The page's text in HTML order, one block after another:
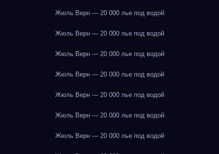
Жюль Верн — 20 000 лье под водой
Жюль Верн — 20 000 лье под водой
Жюль Верн — 20 000 лье под водой
Жюль Верн — 20 000 лье под водой
Жюль Верн — 20 000 лье под водой
Жюль Верн — 20 000 лье под водой
Жюль Верн — 20 000 лье под водой